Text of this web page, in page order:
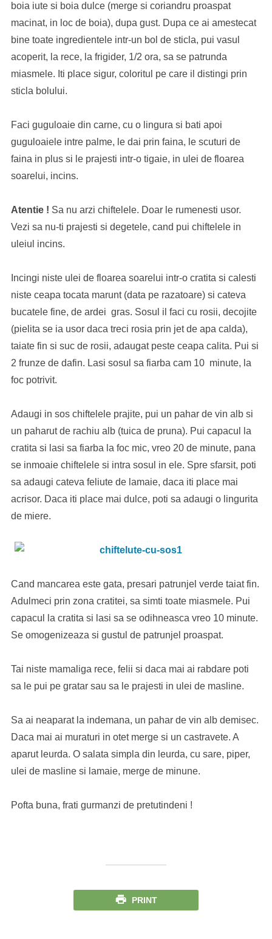
boia iute si boia dulce (merge si coriandru proaspat
macinat, in loc de boia), dupa gust. Dupa ce ai amestecat
bine toate ingredientele intr-un bol de sticla, pui vasul
acoperit, la rece, la frigider, 1/2 ora, sa se patrunda
miasmele. Iti place sigur, coloritul pe care il distingi prin
sticla bolului.
Faci guguloaie din carne, cu o lingura si bati apoi
guguloaiele intre palme, le dai prin faina, le scuturi de
faina in plus si le prajesti intr-o tigaie, in ulei de floarea
soarelui, incins.
Atentie ! Sa nu arzi chiftelele. Doar le rumenesti usor.
Vezi sa nu-ti prajesti si degetele, cand pui chiftelele in
uleiul incins.
Incingi niste ulei de floarea soarelui intr-o cratita si calesti
niste ceapa tocata marunt (data pe razatoare) si cateva
bucatele fine, de ardei gras. Sosul il faci cu rosii, decojite
(pielita se ia usor daca treci rosia prin jet de apa calda),
taiate fin si suc de rosii, adaugat peste ceapa calita. Pui si
2 frunze de dafin. Lasi sosul sa fiarba cam 10 minute, la
foc potrivit.
Adaugi in sos chiftelele prajite, pui un pahar de vin alb si
un paharut de rachiu alb (tuica de pruna). Pui capacul la
cratita si lasi sa fiarba la foc mic, vreo 20 de minute, pana
se inmoaie chiftelele si intra sosul in ele. Spre sfarsit, poti
sa adaugi cateva feliute de lamaie, daca iti place mai
acrisor. Daca iti place mai dulce, poti sa adaugi o lingurita
de miere.
Cand mancarea este gata, presari patrunjel verde taiat fin.
Adulmeci prin zona cratitei, sa simti toate miasmele. Pui
capacul la cratita si lasi sa se odihneasca vreo 10 minute.
Se omogenizeaza si gustul de patrunjel proaspat.
Tai niste mamaliga rece, felii si daca mai ai rabdare poti
sa le pui pe gratar sau sa le prajesti in ulei de masline.
Sa ai neaparat la indemana, un pahar de vin alb demisec.
Daca mai ai muraturi in otet merge si un castravete. A
aparut leurda. O salata simpla din leurda, cu sare, piper,
ulei de masline si lamaie, merge de minune.
Pofta buna, frati gurmanzi de pretutindeni !
PRINT